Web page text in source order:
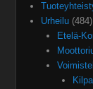
Urheilu (484)
Etelä-